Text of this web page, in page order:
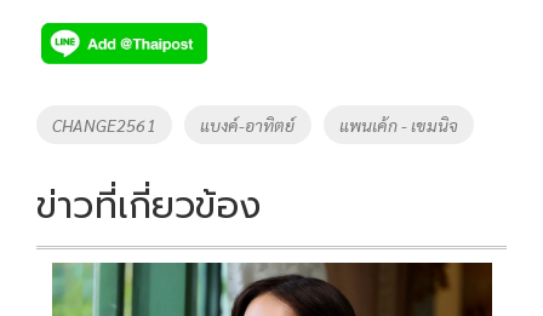
e
b
o
k
tt
er
p
y
Li
k
Tags
CHANGE2561 แบงค์-อาทิตย์ แพนเค้ก - เขมนิจ
ข่าวที่เกี่ยวข้อง